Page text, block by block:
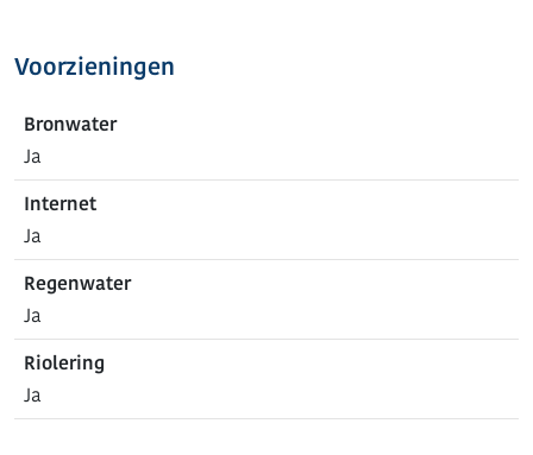
Voorzieningen
Bronwater
Ja
Internet
Ja
Regenwater
Ja
Riolering
Ja